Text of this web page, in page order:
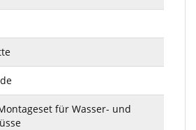
für Wasser- und